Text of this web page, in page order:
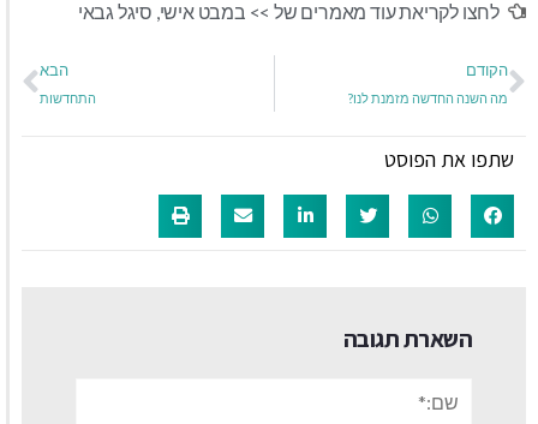
לחצו לקריאת עוד מאמרים של >> במבט אישי, סיגל גבאי
הקודם
מה השנה החדשה מזמנת לנו?
הבא
התחדשות
שתפו את הפוסט
השארת תגובה